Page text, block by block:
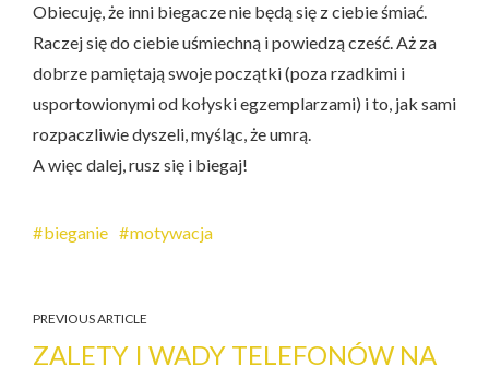
Obiecuję, że inni biegacze nie będą się z ciebie śmiać.
Raczej się do ciebie uśmiechną i powiedzą cześć. Aż za
dobrze pamiętają swoje początki (poza rzadkimi i
usportowionymi od kołyski egzemplarzami) i to, jak sami
rozpaczliwie dyszeli, myśląc, że umrą.
A więc dalej, rusz się i biegaj!
bieganie motywacja
PREVIOUS ARTICLE
ZALETY I WADY TELEFONÓW NA